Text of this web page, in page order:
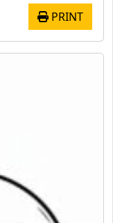
PRINT